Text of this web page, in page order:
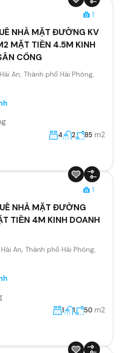
1
NHÀ MẶT ĐƯỜNG KV
MẶT TIỀN 4.5M KINH
CỔNG
An, Thành phố Hải Phòng,
4 2 85 m2
1
NHÀ MẶT ĐƯỜNG
TIỀN 4M KINH DOANH
An, Thành phố Hải Phòng,
1 1 50 m2